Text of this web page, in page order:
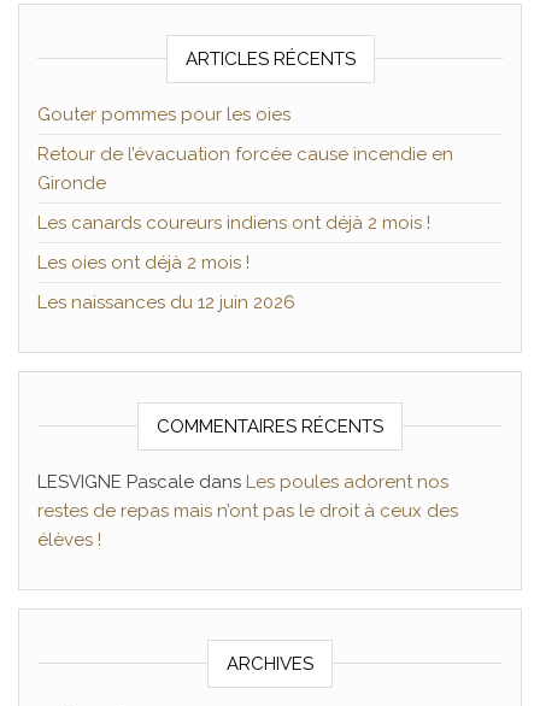
ARTICLES RÉCENTS
Gouter pommes pour les oies
Retour de l’évacuation forcée cause incendie en
Gironde
Les canards coureurs indiens ont déjà 2 mois !
Les oies ont déjà 2 mois !
Les naissances du 12 juin 2026
COMMENTAIRES RÉCENTS
LESVIGNE Pascale dans Les poules adorent nos
restes de repas mais n’ont pas le droit à ceux des
élèves !
ARCHIVES